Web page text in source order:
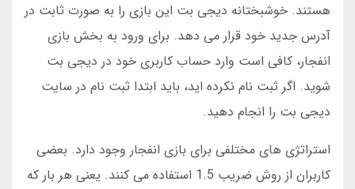
هستند. خوشبختانه دیجی بت این بازی را به صورت ثابت در
آدرس جدید خود قرار می دهد. برای ورود به بخش بازی
انفجار، کافی است وارد حساب کاربری خود در دیجی بت
شوید. اگر ثبت نام نکرده اید، باید ابتدا ثبت نام در سایت
دیجی بت را انجام دهید.
استراتژی های مختلفی برای بازی انفجار وجود دارد. بعضی
کاربران از روش ضریب 1.5 استفاده می کنند. یعنی هر بار که